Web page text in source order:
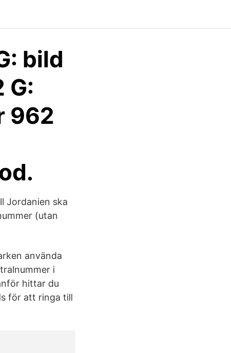
bild
G:
962
Jordanien ska
(utan
använda
i
hittar du
för att ringa till